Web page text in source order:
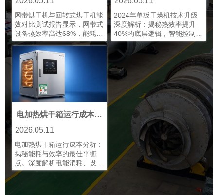
网带烘干机与回转式烘干机能
效对比测试报告显示，网带式
设备热效率高达68%，能耗降
低15%，特别适合热敏性物料
连续生产。查看详细数据与选
型建议，助您节省干燥成本。
2024年单板干燥机技术升级
深度解析：揭秘热效率提升
40%的底层逻辑，智能控制系
统如何实现±0.8%含水率精
度，以及5G物联网带来的运
维变革。宝阳干燥实测数据显
示新一代设备可降低23%废品
率，投资回收期仅13-18个
月。
电加热烘干箱运行成本分
析：能耗与效率的平衡点
2026.05.11
电加热烘干箱运行成本分析：
揭秘能耗与效率的最佳平衡
点。深度解析电能消耗、设备
维护等核心成本构成，提供能
效提升方案与选购标准。了解
如何通过智能控制系统节省